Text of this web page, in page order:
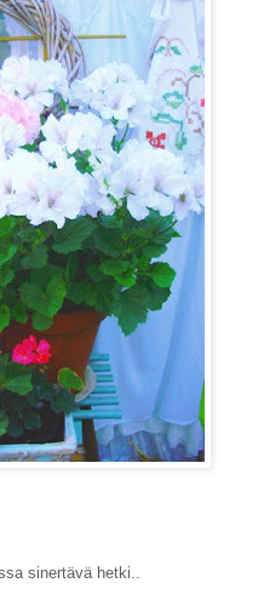
sinertävä hetki..